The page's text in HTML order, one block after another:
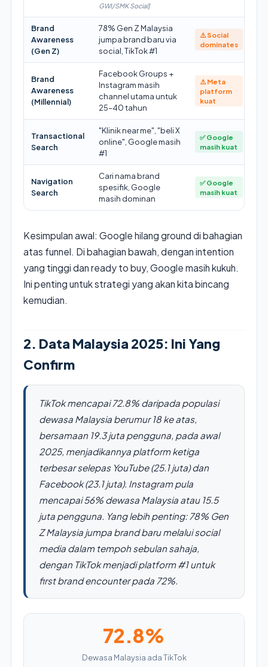
GWI/SMK Social]
Brand
Awareness
(Gen Z)
78% Gen Z Malaysia
jumpa brand baru via
social, TikTok #1
⚠️ Social
dominates
Brand
Awareness
(Millennial)
Facebook Groups +
Instagram masih
channel utama untuk
25–40 tahun
⚠️ Meta
platform
kuat
Transactional
Search
"Klinik near me", "beli X
online", Google masih
#1
✅ Google
masih kuat
Navigation
Search
Cari nama brand
spesifik, Google
masih dominan
✅ Google
masih kuat
Kesimpulan awal: Google hilang ground di bahagian
atas funnel. Di bahagian bawah, dengan intention
yang tinggi dan ready to buy, Google masih kukuh.
Ini penting untuk strategi yang akan kita bincang
kemudian.
2. Data Malaysia 2025: Ini Yang
Confirm
TikTok mencapai 72.8% daripada populasi
dewasa Malaysia berumur 18 ke atas,
bersamaan 19.3 juta pengguna, pada awal
2025, menjadikannya platform ketiga
terbesar selepas YouTube (25.1 juta) dan
Facebook (23.1 juta). Instagram pula
mencapai 56% dewasa Malaysia atau 15.5
juta pengguna. Yang lebih penting: 78% Gen
Z Malaysia jumpa brand baru melalui social
media dalam tempoh sebulan sahaja,
dengan TikTok menjadi platform #1 untuk
first brand encounter pada 72%.
72.8%
Dewasa Malaysia ada TikTok